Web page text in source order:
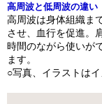
高周波と低周波の違い
高周波は身体組織ま
させ、血行を促進。
時間のながら使いが
ます。
○写真、イラストはイ